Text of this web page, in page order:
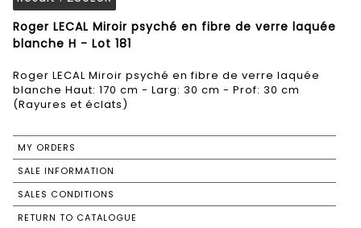
Roger LECAL Miroir psyché en fibre de verre laquée
blanche H - Lot 181
Roger LECAL Miroir psyché en fibre de verre laquée
blanche Haut: 170 cm - Larg: 30 cm - Prof: 30 cm
(Rayures et éclats)
MY ORDERS
SALE INFORMATION
SALES CONDITIONS
RETURN TO CATALOGUE